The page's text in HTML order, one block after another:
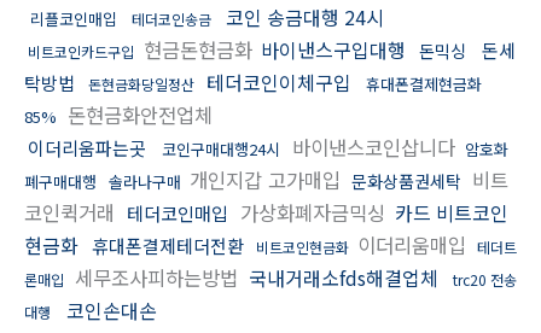
리플코인매입 테더코인송금 코인 송금대행 24시
비트코인카드구입 현금돈현금화 바이낸스구입대행 돈믹싱
돈세
탁방법
돈현금화당일정산 테더코인이체구입
휴대폰결제현금화
85% 돈현금화안전업체
이더리움파는곳 코인구매대행24시 바이낸스코인삽니다 암호화
폐구매대행 솔라나구매 개인지갑 고가매입 문화상품권세탁 비트
코인퀵거래
테더코인매입 가상화폐자금믹싱 카드 비트코인
현금화 휴대폰결제테더전환 비트코인현금화 이더리움매입
테더트
론매입
세무조사피하는방법 국내거래소fds해결업체
trc20 전송
대행
코인손대손